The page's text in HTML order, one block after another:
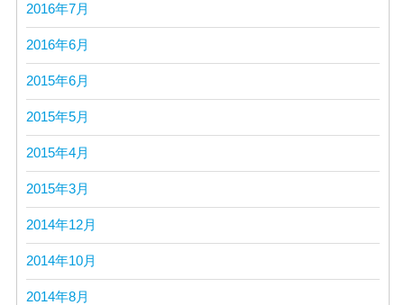
2016年7月
2016年6月
2015年6月
2015年5月
2015年4月
2015年3月
2014年12月
2014年10月
2014年8月